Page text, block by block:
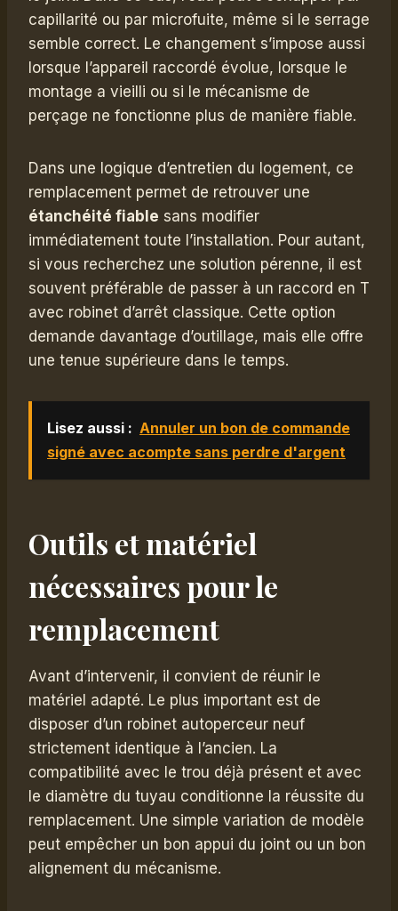
capillarité ou par microfuite, même si le serrage
semble correct. Le changement s’impose aussi
lorsque l’appareil raccordé évolue, lorsque le
montage a vieilli ou si le mécanisme de
perçage ne fonctionne plus de manière fiable.
Dans une logique d’entretien du logement, ce
remplacement permet de retrouver une
étanchéité fiable sans modifier
immédiatement toute l’installation. Pour autant,
si vous recherchez une solution pérenne, il est
souvent préférable de passer à un raccord en T
avec robinet d’arrêt classique. Cette option
demande davantage d’outillage, mais elle offre
une tenue supérieure dans le temps.
Lisez aussi : Annuler un bon de commande
signé avec acompte sans perdre d'argent
Outils et matériel
nécessaires pour le
remplacement
Avant d’intervenir, il convient de réunir le
matériel adapté. Le plus important est de
disposer d’un robinet autoperceur neuf
strictement identique à l’ancien. La
compatibilité avec le trou déjà présent et avec
le diamètre du tuyau conditionne la réussite du
remplacement. Une simple variation de modèle
peut empêcher un bon appui du joint ou un bon
alignement du mécanisme.